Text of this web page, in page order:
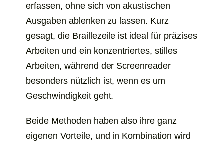
erfassen, ohne sich von akustischen
Ausgaben ablenken zu lassen. Kurz
gesagt, die Braillezeile ist ideal für präzises
Arbeiten und ein konzentriertes, stilles
Arbeiten, während der Screenreader
besonders nützlich ist, wenn es um
Geschwindigkeit geht.
Beide Methoden haben also ihre ganz
eigenen Vorteile, und in Kombination wird